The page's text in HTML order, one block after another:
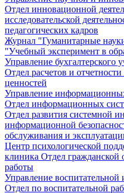
Отдел инновационной
исследовательской
педагогических кадров
Журнал "Гуманитарные
"Учебный эксперимент в
Управление бухгалтерского
Отдел расчетов и отчетности
ценностей
Управление
Отдел информационных
Отдел развития системной
информационной
обслуживания и
Центр психологической
клиника Отдел
работы
Управление воспитательной
Отдел по воспитательной